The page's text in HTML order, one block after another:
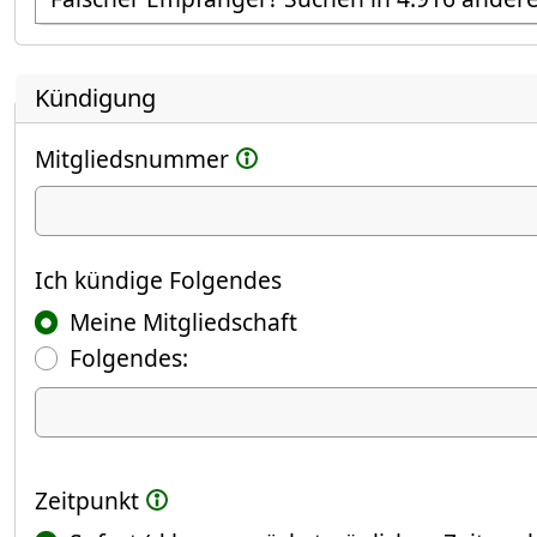
Kündigung
Mitgliedsnummer
Ich kündige
Ich kündige Folgendes
Meine Mitgliedschaft
Folgendes:
Ich kündige Folgendes
Zeitpunkt